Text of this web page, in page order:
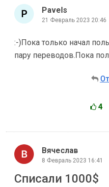
Pavels
21 Февраль 2023 20:46
:-)Пока только начал
пару переводов.Пока
4
Вячеслав
8 Февраль 2023 16:41
Списали 1000$